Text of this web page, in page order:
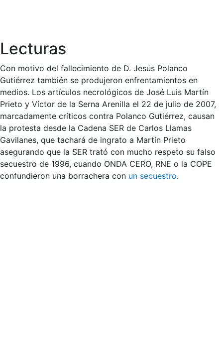
Lecturas
Con motivo del fallecimiento de D. Jesús Polanco
Gutiérrez también se produjeron enfrentamientos en
medios. Los artículos necrológicos de José Luis Martín
Prieto y Víctor de la Serna Arenilla el 22 de julio de 2007,
marcadamente críticos contra Polanco Gutiérrez, causan
la protesta desde la Cadena SER de Carlos Llamas
Gavilanes, que tachará de ingrato a Martín Prieto
asegurando que la SER trató con mucho respeto su falso
secuestro de 1996, cuando ONDA CERO, RNE o la COPE
confundieron una borrachera con un secuestro.